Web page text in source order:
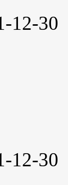
12-30
12-30